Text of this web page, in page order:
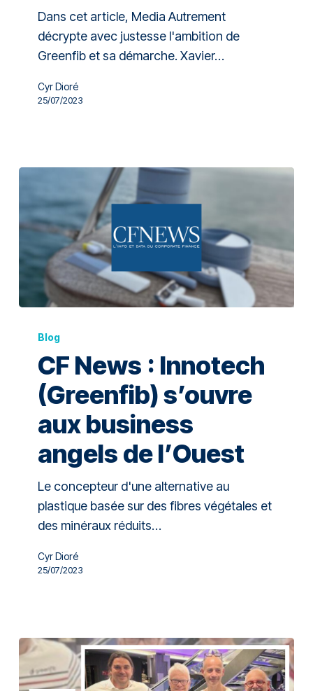
Dans cet article, Media Autrement
décrypte avec justesse l'ambition de
Greenfib et sa démarche. Xavier…
Cyr Dioré
25/07/2023
Blog
CF News : Innotech
(Greenfib) s’ouvre
aux business
angels de l’Ouest
Le concepteur d'une alternative au
plastique basée sur des fibres végétales et
des minéraux réduits…
Cyr Dioré
25/07/2023